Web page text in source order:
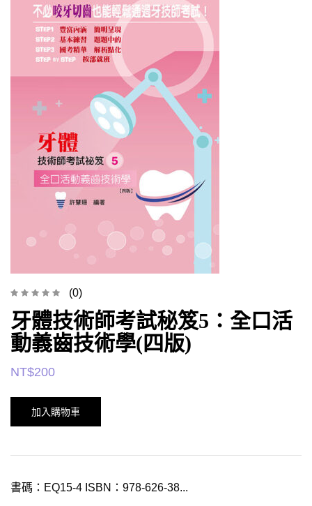
(0)
牙體技術師考試秘笈5：全口活
動義齒技術學(四版)
NT$200
加入購物車
書碼：EQ15-4 ISBN：978-626-38...